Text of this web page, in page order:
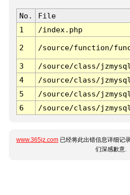
No. File
1
/index.php
2 /source/function/
3 /source/class/
4
/source/class/
5
/source/class/
6
/source/class/
www.365jz.com 已经将此出错信息详细记
们深感歉意.